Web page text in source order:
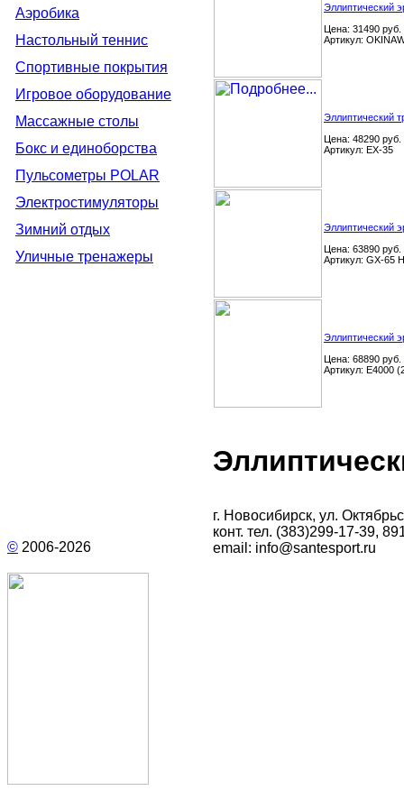
Аэробика
Настольный теннис
Спортивные покрытия
Игровое оборудование
Массажные столы
Бокс и единоборства
Пульсометры POLAR
Электростимуляторы
Зимний отдых
Уличные тренажеры
Эллиптический
Цена: 31490 руб.
Артикул:
Эллиптический
Цена: 48290 руб.
Артикул: EX-35
Эллиптический
Цена: 63890 руб.
Артикул: GX-65
Эллиптический
Цена: 68890 руб.
Артикул: E4000
© 2006-2026
г. Новосибирск, ул.
конт. тел. (383)299-17-39,
email: info@santesport.ru